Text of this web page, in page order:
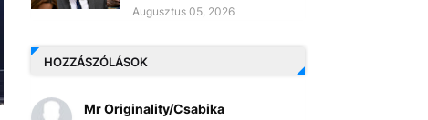
Augusztus 05, 2026
HOZZÁSZÓLÁSOK
Mr Originality/Csabika